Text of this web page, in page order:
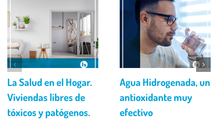
La Salud en el Hogar.
Viviendas libres de
tóxicos y patógenos.
Agua Hidrogenada, un
antioxidante muy
efectivo